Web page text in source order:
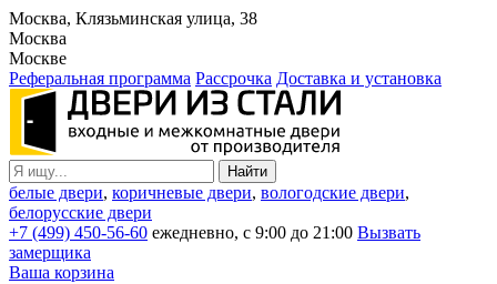
Москва, Клязьминская улица, 38
Москва
Москве
Реферальная программа Рассрочка Доставка и установка
белые двери, коричневые двери, вологодские двери,
белорусские двери
+7 (499) 450-56-60 ежедневно, с 9:00 до 21:00 Вызвать
замерщика
Ваша корзина